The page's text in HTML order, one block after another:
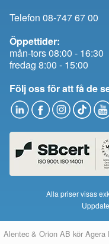
Telefon 08-747 67 00
Öppettider:
mån-tors 08:00 - 16:30
fredag 8:00 - 15:00
Följ oss för att få de
Alla priser visas
Alentec & Orion AB kör Agera